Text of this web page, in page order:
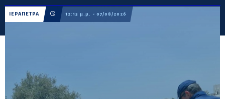
ΙΕΡΑΠΕΤΡΑ 12:15 μ.μ. - 07/08/2026